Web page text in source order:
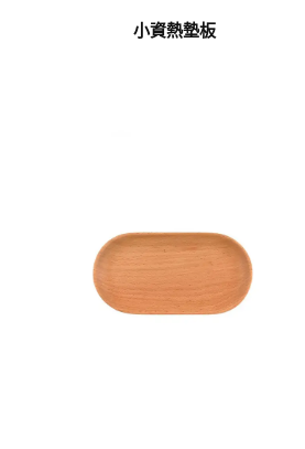
小資熱墊板